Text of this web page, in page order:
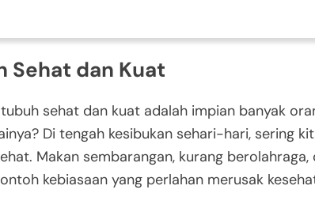
Sehat dan Kuat
sehat dan kuat adalah impian banyak
Di tengah kesibukan sehari-hari, sering
Makan sembarangan, kurang
kebiasaan yang perlahan merusak